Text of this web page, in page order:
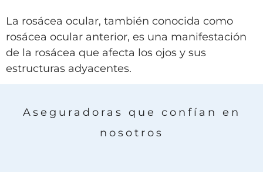
La rosácea ocular, también conocida como
rosácea ocular anterior, es una manifestación
de la rosácea que afecta los ojos y sus
estructuras adyacentes.
Aseguradoras que confían en
nosotros